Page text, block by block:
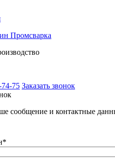
75 Заказать звонок
сообщение и контактные
*